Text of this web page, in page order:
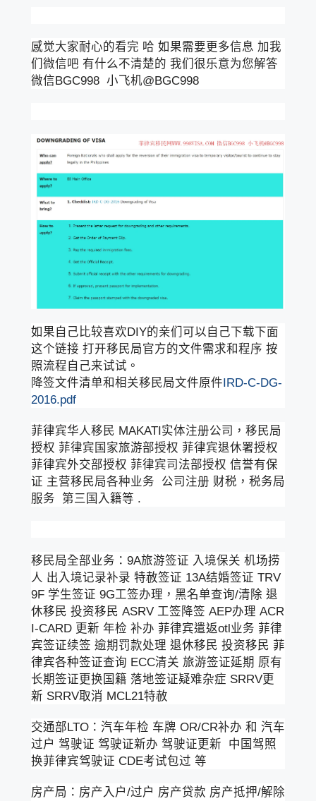
感觉大家耐心的看完 哈 如果需要更多信息 加我
们微信吧 有什么不清楚的 我们很乐意为您解答
微信BGC998 小飞机@BGC998
如果自己比较喜欢DIY的亲们可以自己下载下面
这个链接 打开移民局官方的文件需求和程序 按
照流程自己来试试。
降签文件清单和相关移民局文件原件IRD-C-DG-
2016.pdf
菲律宾华人移民 MAKATI实体注册公司，移民局
授权 菲律宾国家旅游部授权 菲律宾退休署授权
菲律宾外交部授权 菲律宾司法部授权 信誉有保
证 主营移民局各种业务 公司注册 财税，税务局
服务 第三国入籍等 .
移民局全部业务：9A旅游签证 入境保关 机场捞
人 出入境记录补录 特赦签证 13A结婚签证 TRV
9F 学生签证 9G工签办理，黑名单查询/清除 退
休移民 投资移民 ASRV 工签降签 AEP办理 ACR
I-CARD 更新 年检 补办 菲律宾遣返otl业务 菲律
宾签证续签 逾期罚款处理 退休移民 投资移民 菲
律宾各种签证查询 ECC清关 旅游签证延期 原有
长期签证更换国籍 落地签证疑难杂症 SRRV更
新 SRRV取消 MCL21特赦
交通部LTO：汽车年检 车牌 OR/CR补办 和 汽车
过户 驾驶证 驾驶证新办 驾驶证更新 中国驾照
换菲律宾驾驶证 CDE考试包过 等
房产局：房产入户/过户 房产贷款 房产抵押/解除